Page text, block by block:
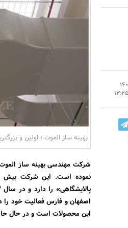
بهینه ساز الموت ؛ اولین و
نموده است. این شرکت بیش
اصفهان و فارس فعالیت خود را
این محصولات است و در حال